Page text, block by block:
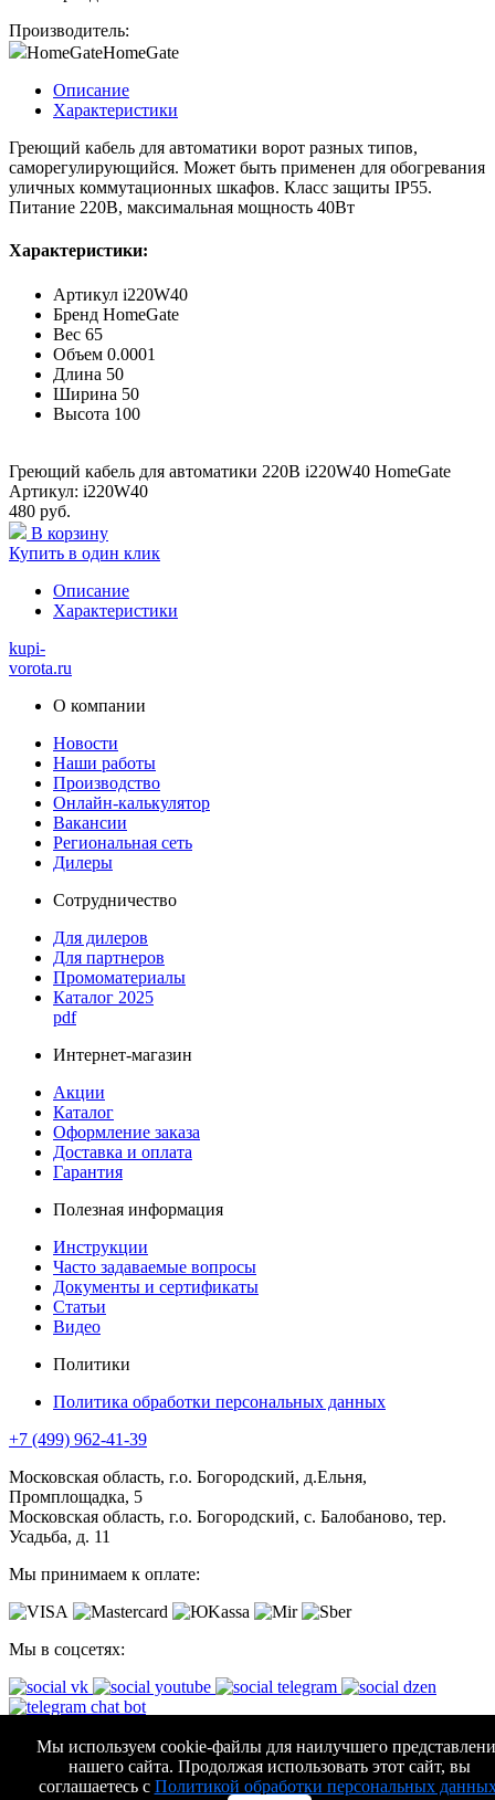
Производитель:
HomeGateHomeGate
Описание
Характеристики
Греющий кабель для автоматики ворот разных типов,
саморегулирующийся. Может быть применен для обогревания
уличных коммутационных шкафов. Класс защиты IP55.
Питание 220В, максимальная мощность 40Вт
Характеристики:
Артикул i220W40
Бренд HomeGate
Вес 65
Объем 0.0001
Длина 50
Ширина 50
Высота 100
Греющий кабель для автоматики 220В i220W40 HomeGate
Артикул: i220W40
480 руб.
В корзину
Купить в один клик
Описание
Характеристики
kupi-
vorota.ru
О компании
Новости
Наши работы
Производство
Онлайн-калькулятор
Вакансии
Региональная сеть
Дилеры
Сотрудничество
Для дилеров
Для партнеров
Промоматериалы
Каталог 2025
pdf
Интернет-магазин
Акции
Каталог
Оформление заказа
Доставка и оплата
Гарантия
Полезная информация
Инструкции
Часто задаваемые вопросы
Документы и сертификаты
Статьи
Видео
Политики
Политика обработки персональных данных
+7 (499) 962-41-39
Московская область, г.о. Богородский, д.Ельня,
Промплощадка, 5
Московская область, г.о. Богородский, с. Балобаново, тер.
Усадьба, д. 11
Мы принимаем к оплате:
Мы в соцсетях:
АО "КОМПАНИЯ АВТОМАТИЧЕСКИЕ ВОРОТА"
Все права защищены. (с)2026
Мы используем cookie-файлы для наилучшего
нашего сайта. Продолжая использовать этот сайт, вы
соглашаетесь с Политикой обработки персональных